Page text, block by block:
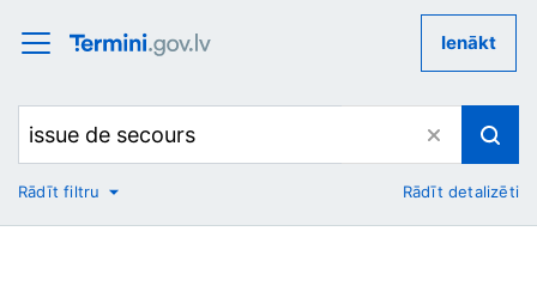
Ienākt
No
Rādīt filtru Rādīt detalizēti